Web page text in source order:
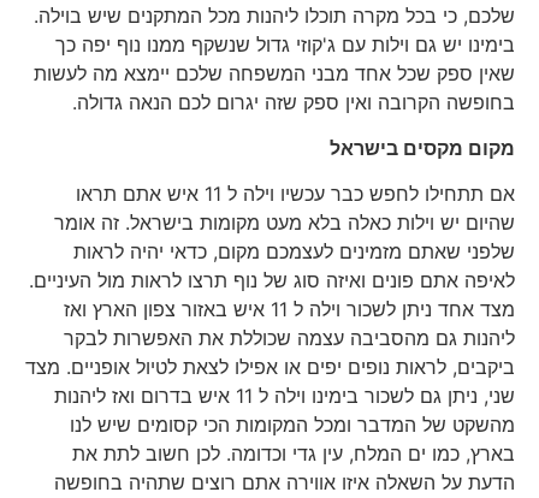
שלכם, כי בכל מקרה תוכלו ליהנות מכל המתקנים שיש בוילה.
בימינו יש גם וילות עם ג'קוזי גדול שנשקף ממנו נוף יפה כך
שאין ספק שכל אחד מבני המשפחה שלכם יימצא מה לעשות
בחופשה הקרובה ואין ספק שזה יגרום לכם הנאה גדולה.
מקום מקסים בישראל
אם תתחילו לחפש כבר עכשיו וילה ל 11 איש אתם תראו
שהיום יש וילות כאלה בלא מעט מקומות בישראל. זה אומר
שלפני שאתם מזמינים לעצמכם מקום, כדאי יהיה לראות
לאיפה אתם פונים ואיזה סוג של נוף תרצו לראות מול העיניים.
מצד אחד ניתן לשכור וילה ל 11 איש באזור צפון הארץ ואז
ליהנות גם מהסביבה עצמה שכוללת את האפשרות לבקר
ביקבים, לראות נופים יפים או אפילו לצאת לטיול אופניים. מצד
שני, ניתן גם לשכור בימינו וילה ל 11 איש בדרום ואז ליהנות
מהשקט של המדבר ומכל המקומות הכי קסומים שיש לנו
בארץ, כמו ים המלח, עין גדי וכדומה. לכן חשוב לתת את
הדעת על השאלה איזו אווירה אתם רוצים שתהיה בחופשה